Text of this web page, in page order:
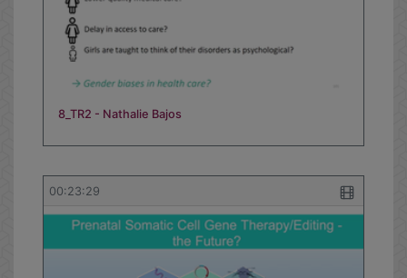
8_TR2 - Nathalie Bajos
00:23:29